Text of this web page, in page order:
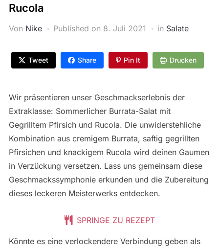
Rucola
Von Nike Published on 8. Juli 2021 in Salate
Tweet Share Pin It Drucken
Wir präsentieren unser Geschmackserlebnis der
Extraklasse: Sommerlicher Burrata-Salat mit
Gegrilltem Pfirsich und Rucola. Die unwiderstehliche
Kombination aus cremigem Burrata, saftig gegrillten
Pfirsichen und knackigem Rucola wird deinen Gaumen
in Verzückung versetzen. Lass uns gemeinsam diese
Geschmackssymphonie erkunden und die Zubereitung
dieses leckeren Meisterwerks entdecken.
SPRINGE ZU REZEPT
Könnte es eine verlockendere Verbindung geben als